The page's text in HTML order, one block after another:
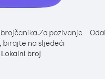
Za pozivanje
birajte na sljedeći
Lokalni broj